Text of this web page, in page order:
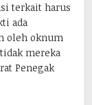
terkait harus
ada
oleh oknum
mereka
Penegak